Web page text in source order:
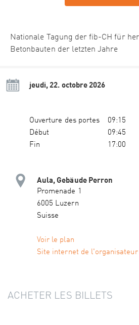
Nationale Tagung der fib-CH für
Betonbauten der letzten Jahre
jeudi, 22. octobre 2026
Ouverture des portes
09:15
Début
09:45
Fin
17:00
Aula, Gebäude Perron
Promenade 1
6005 Luzern
Suisse
Voir le plan
Site internet de l'organisateur
ACHETER LES BILLETS